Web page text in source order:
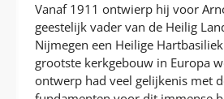
Vanaf 1911 ontwierp hij voor
geestelijk vader van de Heilig
Nijmegen een Heilige
grootste kerkgebouw in Europa
ontwerp had veel gelijkenis met